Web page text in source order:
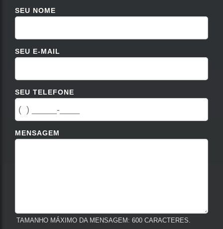
SEU NOME
SEU E-MAIL
SEU TELEFONE
MENSAGEM
TAMANHO MÁXIMO DA MENSAGEM: 600 CARACTERES.